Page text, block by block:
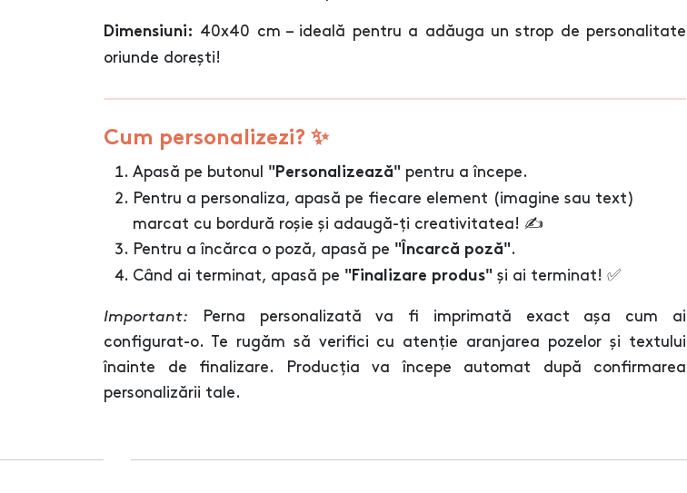
Dimensiuni:
40x40 cm – ideală pentru a adăuga un strop de personalitate
oriunde dorești!
Cum personalizezi? ✨
Apasă pe butonul "Personalizează" pentru a începe.
Pentru a personaliza, apasă pe fiecare element (imagine sau text)
marcat cu bordură roșie și adaugă-ți creativitatea! ✍️
Pentru a încărca o poză, apasă pe "Încarcă poză".
Când ai terminat, apasă pe "Finalizare produs" și ai terminat! ✅
Important: Perna personalizată va fi imprimată exact așa cum ai
configurat-o. Te rugăm să verifici cu atenție aranjarea pozelor și textului
înainte de finalizare. Producția va începe automat după confirmarea
personalizării tale.